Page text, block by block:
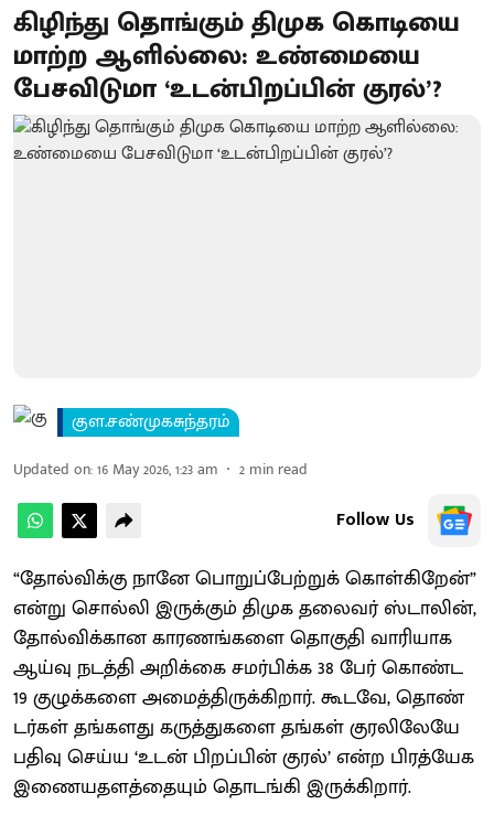
கிழிந்து தொங்கும் திமுக கொடியை
மாற்ற ஆளில்லை: உண்மையை
பேசவிடுமா ‘உடன்பிறப்பின் குரல்’?
குள.சண்முகசுந்தரம்
Updated on:16 May 2026, 1:23 am 2 min read
Follow Us
“தோல்​விக்கு நானே பொறுப்​பேற்​றுக் கொள்​கிறேன்”
என்று சொல்லி இருக்​கும் திமுக தலை​வர் ஸ்டாலின்,
தோல்விக்​கான காரணங்​களை தொகுதி வாரி​யாக
ஆய்வு நடத்தி அறிக்கை சமர்​பிக்க 38 பேர் கொண்ட
19 குழுக்​களை அமைத்​திருக்​கிறார். கூட​வே, தொண்​
டர்​கள் தங்​களது கருத்​துகளை தங்​கள் குரலிலேயே
பதிவு செய்ய ‘உடன் பிறப்​பின் குரல்’ என்ற பிரத்​யேக
இணை​யதளத்​தை​யும் தொடங்கி இருக்​கிறார்.